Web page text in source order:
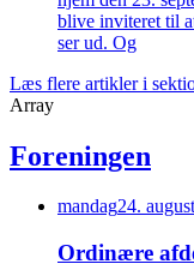
blive inviteret til
ser ud. Og
Læs flere artikler i
Array
Foreningen
mandag24. august
Ordinære